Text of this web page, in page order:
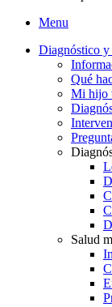
Menu
Diagnóstico y
Qué
Mi hijo
Salud